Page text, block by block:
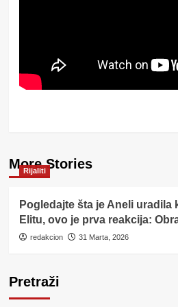
More Stories
Rijaliti
Pogledajte šta je Aneli uradila
Elitu, ovo je prva reakcija:
redakcion 31 Marta, 2026
Pretraži